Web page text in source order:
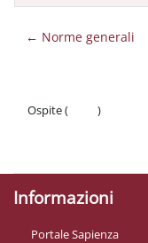
← Norme generali
Ospite (
)
Informazioni
Portale Sapienza